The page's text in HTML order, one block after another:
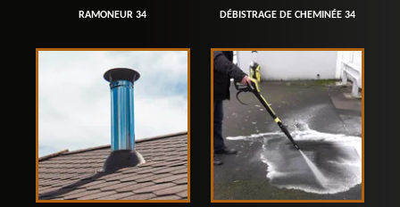
RAMONEUR 34 DÉBISTRAGE DE CHEMINÉE 34